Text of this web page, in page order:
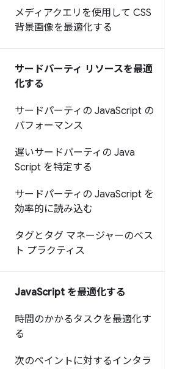
メディアクエリを使用して CSS
背景画像を最適化する
サードパーティ リソースを最適
化する
サードパーティの JavaScript の
パフォーマンス
遅いサードパーティの Java
Script を特定する
サードパーティの JavaScript を
効率的に読み込む
タグとタグ マネージャーのベス
ト プラクティス
JavaScript を最適化する
時間のかかるタスクを最適化す
る
次のペイントに対するインタラ